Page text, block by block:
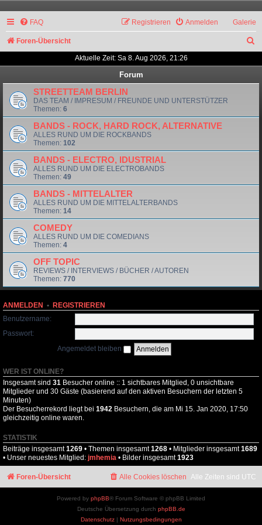
Galerie
FAQ Anmelden
Registrieren
Foren-Übersicht
h
Aktuelle Zeit: Sa 8. Aug 2026, 21:26
Forum
STREETTEAM BERLIN
DAS TEAM / IMPRESUM / FREUNDE UND UNTERSTÜTZER
Themen: 6
BANDS - ROCK, HARD ROCK, ALTERNATIVE
ALLES RUND UM DIE ROCKBANDS
Themen: 102
BANDS - ELECTRO, IDUSTRIAL
ALLES RUND UM DIE ELECTROBANDS
Themen: 49
BANDS - MITTELALTER
ALLES RUND UM DIE MITTELALTERBANDS
Themen: 14
COMEDY
ALLES RUND UM DIE COMEDIANS
Themen: 4
OFF TOPIC
REVIEWS / INTERVIEWS / BÜCHER / AUTOREN
Themen: 770
ANMELDEN • REGISTRIEREN
Benutzername:
Passwort:
Angemeldet bleiben
WER IST ONLINE?
Insgesamt sind 31 Besucher online :: 1 sichtbares Mitglied, 0 unsichtbare
Mitglieder und 30 Gäste (basierend auf den aktiven Besuchern der letzten 5
Minuten)
Der Besucherrekord liegt bei 1942 Besuchern, die am Mi 15. Jan 2020, 17:50
gleichzeitig online waren.
STATISTIK
Beiträge insgesamt1269 • Themen insgesamt1268 • Mitglieder insgesamt1689
• Unser neuestes Mitglied: jmhemia • Bilder insgesamt1923
Foren-Übersicht Alle Zeiten sind UTC
Alle Cookies löschen
Powered by phpBB® Forum Software © phpBB Limited
Deutsche Übersetzung durch phpBB.de
Datenschutz| Nutzungsbedingungen